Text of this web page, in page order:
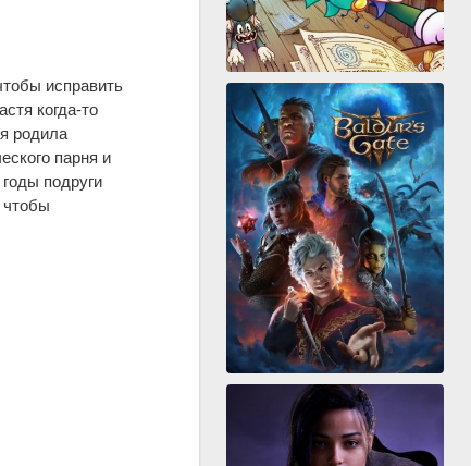
исправить
когда-то
родила
парня и
подруги
чтобы